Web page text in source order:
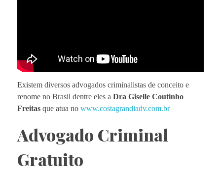
Existem diversos advogados criminalistas de conceito e
renome no Brasil dentre eles a Dra Giselle Coutinho
Freitas que atua no www.costagrandiadv.com.br
Advogado Criminal
Gratuito